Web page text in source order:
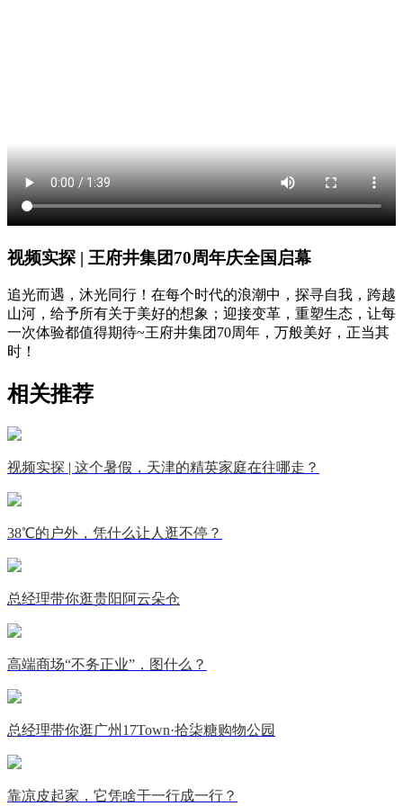
视频实探 | 王府井集团70周年庆全国启幕
追光而遇，沐光同行！在每个时代的浪潮中，探寻自我，跨越
山河，给予所有关于美好的想象；迎接变革，重塑生态，让每
一次体验都值得期待~王府井集团70周年，万般美好，正当其
时！
相关推荐
视频实探 | 这个暑假，天津的精英家庭在往哪走？
38℃的户外，凭什么让人逛不停？
总经理带你逛贵阳阿云朵仓
高端商场“不务正业”，图什么？
总经理带你逛广州17Town·拾柒糖购物公园
靠凉皮起家，它凭啥干一行成一行？